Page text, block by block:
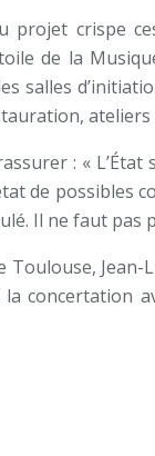
projet crispe
de la
salles
: «
de possibles
Il ne faut pas
Toulouse,
concertation